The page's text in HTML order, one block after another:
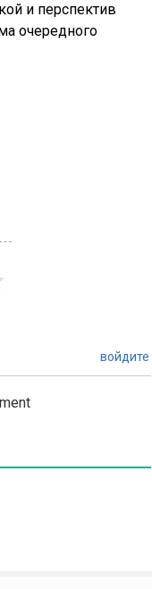
и перспектив
очередного
войдите